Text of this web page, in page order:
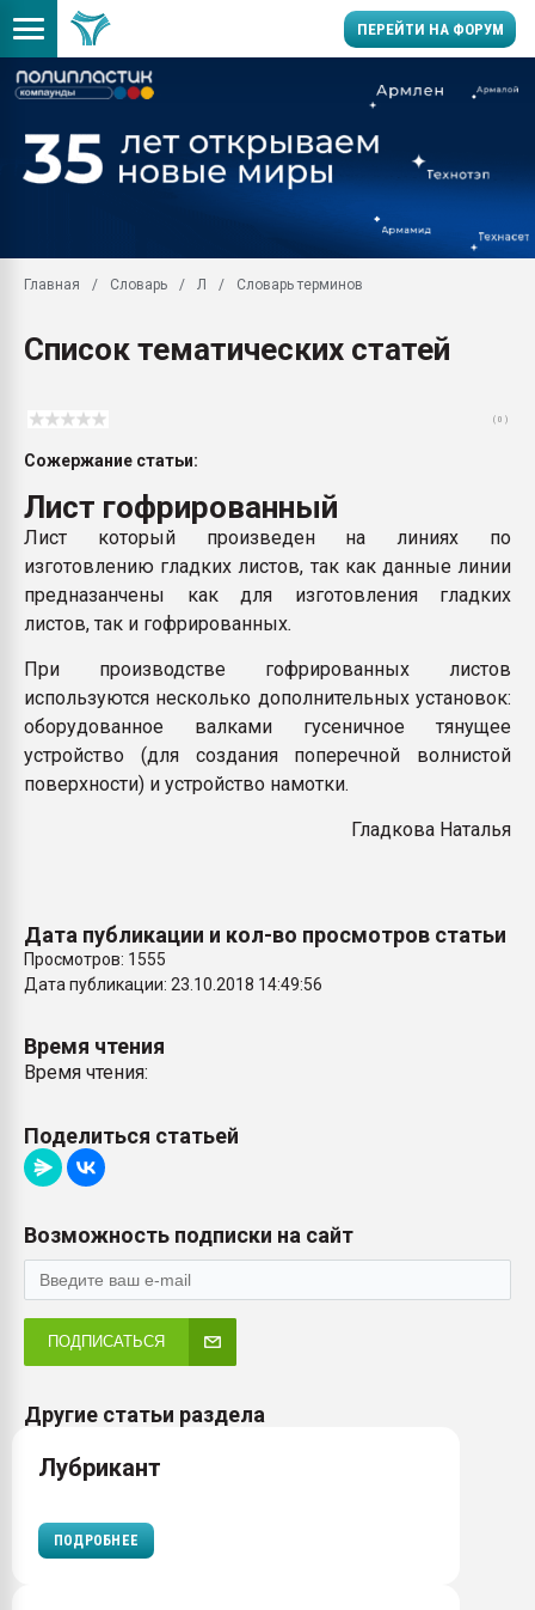
ПЕРЕЙТИ НА ФОРУМ
Вакуум-формовочные
28.07.2026
28.07.2026
ситуацией на
поликарбоната и АБС-
Главная Словарь Л Словарь терминов
Список тематических статей
( 0 )
Сожержание статьи:
Лист гофрированный
Лист который произведен на линиях по
изготовлению гладких листов, так как данные линии
предназанчены как для изготовления гладких
листов, так и гофрированных.
При производстве гофрированных листов
используются несколько дополнительных установок:
оборудованное валками гусеничное тянущее
устройство (для создания поперечной волнистой
поверхности) и устройство намотки.
Гладкова Наталья
Дата публикации и кол-во просмотров статьи
Просмотров: 1555
Дата публикации: 23.10.2018 14:49:56
Время чтения
Время чтения:
Поделиться статьей
Возможность подписки на сайт
ПОДПИСАТЬСЯ
Другие статьи раздела
Лубрикант
ПОДРОБНЕЕ